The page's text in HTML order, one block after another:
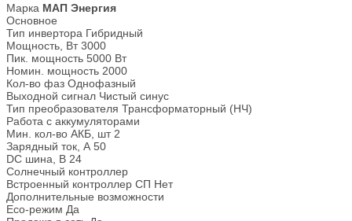
Марка МАП Энергия
Основное
Тип инвертора Гибридный
Мощность, Вт 3000
Пик. мощность 5000 Вт
Номин. мощность 2000
Кол-во фаз Однофазный
Выходной сигнал Чистый синус
Тип преобразователя Трансформаторный (НЧ)
Работа с аккумуляторами
Мин. кол-во АКБ, шт 2
Зарядный ток, А 50
DC шина, В 24
Солнечный контроллер
Встроенный контроллер СП Нет
Дополнительные возможности
Eco-режим Да